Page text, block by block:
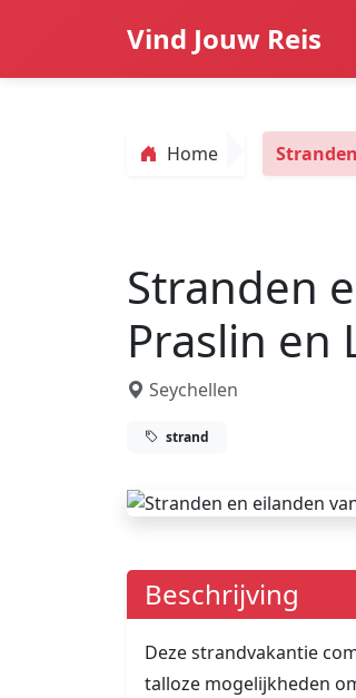
Vind Jouw Reis
Home
Stranden
Praslin en
Seychellen
strand
Beschrijving
Deze strandvakantie
talloze mogelijkheden